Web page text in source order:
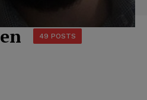
49 POSTS